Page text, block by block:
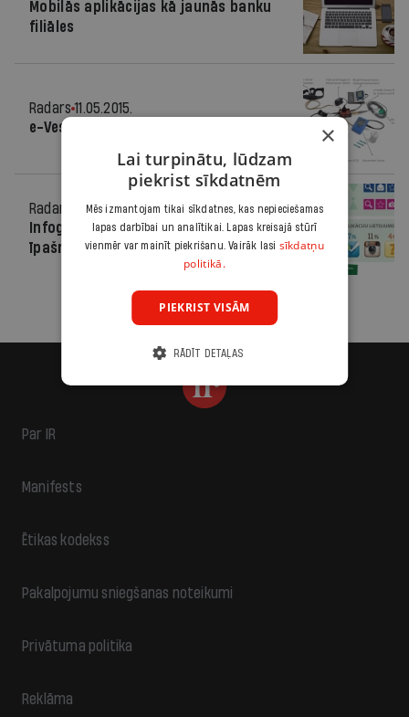
Mobilās aplikācijas kā jaunās banku
filiāles
Radars 11.05.2015.
e-Veselības nedēļā par m-Veselību
Radars
19.10.2012.
Infografiks: Trešdaļa viedtālruņu
īpašnieku neizmanto to iespējas
Par IR
Manifests
Ētikas kodekss
Pakalpojumu sniegšanas noteikumi
Privātuma politika
Reklāma
×
Lai turpinātu, lūdzam
piekrist sīkdatnēm
Mēs izmantojam tikai sīkdatnes, kas nepieciešamas
lapas darbībai un analītikai. Lapas kreisajā stūrī
vienmēr var mainīt piekrišanu. Vairāk lasi sīkdatņu
politikā.
PIEKRIST VISĀM
RĀDĪT DETAĻAS